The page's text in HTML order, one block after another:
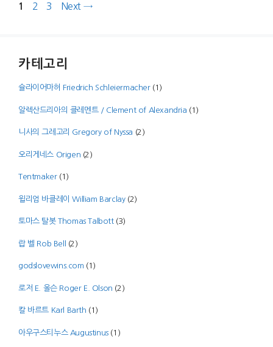
Page
1 Page
2 Page
3 Next →
카테고리
슐라이어마허 Friedrich Schleiermacher(1)
알렉산드리아의 클레멘트 / Clement of Alexandria (1)
니사의 그레고리 Gregory of Nyssa (2)
오리게네스 Origen (2)
Tentmaker(1)
윌리엄 바클레이 William Barclay(2)
토마스 탈봇 Thomas Talbott(3)
랍 벨 Rob Bell (2)
godslovewins.com (1)
로저 E. 올슨 Roger E. Olson (2)
칼 바르트 Karl Barth (1)
아우구스티누스 Augustinus(1)